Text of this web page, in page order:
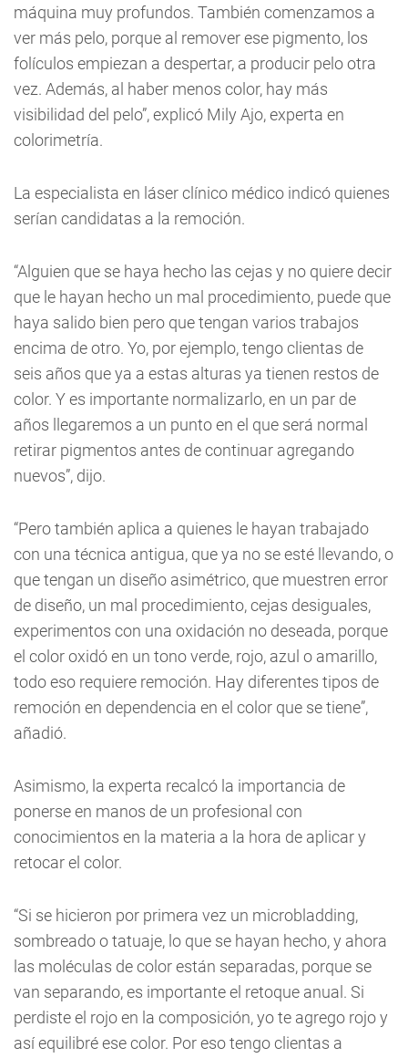
máquina muy profundos. También comenzamos a
ver más pelo, porque al remover ese pigmento, los
folículos empiezan a despertar, a producir pelo otra
vez. Además, al haber menos color, hay más
visibilidad del pelo”, explicó Mily Ajo, experta en
colorimetría.
La especialista en láser clínico médico indicó quienes
serían candidatas a la remoción.
“Alguien que se haya hecho las cejas y no quiere decir
que le hayan hecho un mal procedimiento, puede que
haya salido bien pero que tengan varios trabajos
encima de otro. Yo, por ejemplo, tengo clientas de
seis años que ya a estas alturas ya tienen restos de
color. Y es importante normalizarlo, en un par de
años llegaremos a un punto en el que será normal
retirar pigmentos antes de continuar agregando
nuevos”, dijo.
“Pero también aplica a quienes le hayan trabajado
con una técnica antigua, que ya no se esté llevando, o
que tengan un diseño asimétrico, que muestren error
de diseño, un mal procedimiento, cejas desiguales,
experimentos con una oxidación no deseada, porque
el color oxidó en un tono verde, rojo, azul o amarillo,
todo eso requiere remoción. Hay diferentes tipos de
remoción en dependencia en el color que se tiene”,
añadió.
Asimismo, la experta recalcó la importancia de
ponerse en manos de un profesional con
conocimientos en la materia a la hora de aplicar y
retocar el color.
“Si se hicieron por primera vez un microbladding,
sombreado o tatuaje, lo que se hayan hecho, y ahora
las moléculas de color están separadas, porque se
van separando, es importante el retoque anual. Si
perdiste el rojo en la composición, yo te agrego rojo y
así equilibré ese color. Por eso tengo clientas a